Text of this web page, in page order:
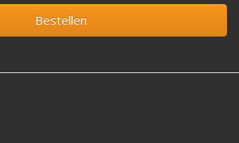
Bestellen